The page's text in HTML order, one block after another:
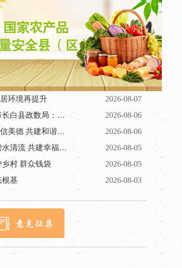
闭
少年健康上网
2026-08-07
环境再提升
2026-08-07
深耕信用赋能 优化营商环境——白山市长白县政数局：常态化开展“信易贷”平台宣传推广
2026-08-06
白山市长白县长白镇绿江社区：弘扬诚信美德 共建和谐社区
2026-08-06
​长白县马鹿沟镇：清理河道垃圾 守护碧水清流 共建幸福河湖
2026-08-05
村 群众钱袋
2026-08-05
基
2026-08-03